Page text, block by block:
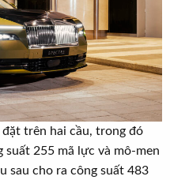
trên hai cầu, trong đó
255 mã lực và mô-men
sau cho ra công suất 483